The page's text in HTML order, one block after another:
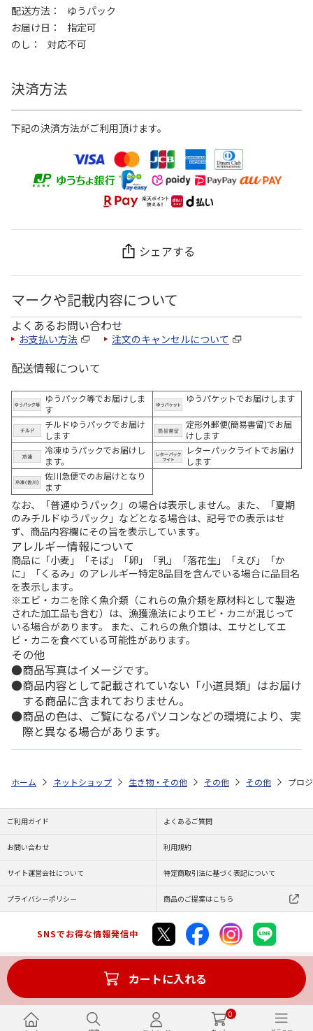
0
配送方法
ゆうパック
お届け日
指定可
のし
対応不可
決済方法
下記の決済方法がご利用頂けます。
シェアする
マークや記載内容について
よくあるお問い合わせ
お支払い方法 注文のキャンセルについて
配送情報について
ゆうパック等でお届けしま
す
ゆうパケットでお届けします
チルドゆうパックでお届け
します
定形外郵便(簡易書留)でお届
けします
冷凍ゆうパックでお届けし
ます。
レターパックライトでお届け
します
佐川急便でのお届けとなり
ます
なお、「普通ゆうパック」の場合は表示しません。また、「夏期
のみチルドゆうパック」などとなる場合は、記号での表示はせ
ず、商品内容欄にその旨を表示しています。
アレルギー情報について
商品に「小麦」「そば」「卵」「乳」「落花生」「えび」「か
に」「くるみ」のアレルギー特定8品目を含んでいる場合に品目名
を表示します。
※エビ・カニを除く魚介類（これらの魚介類を原材料として製造
された加工品も含む）は、漁獲漁法によりエビ・カニが混じって
いる場合があります。 また、これらの魚介類は、エサとしてエ
ビ・カニを食べている可能性があります。
その他
商品写真はイメージです。
商品内容として記載されていない「小道具類」はお届け
する商品に含まれておりません。
商品の色は、ご覧になるパソコンなどの環境により、実
際と異なる場合があります。
カートに入れる
ホーム ネットショップ 生き物・その他 その他 その他 プロ
ご利用ガイド よくあるご質問
お問い合わせ 利用規約
サイト運営会社について 特定商取引法に基づく表記について
プライバシーポリシー 商品のご提案はこちら
SNSでお得な情報発信中